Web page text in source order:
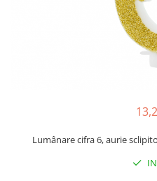
Lumânare cifra 6, aurie